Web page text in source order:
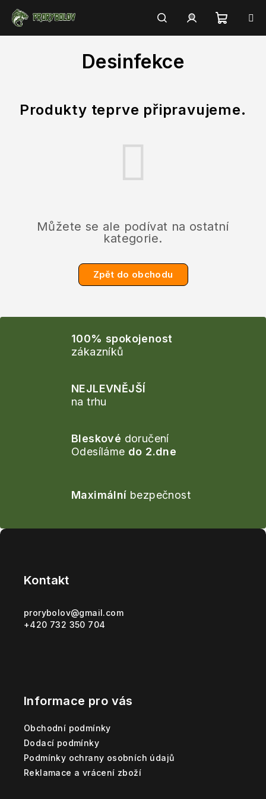
obsah
HledatPřihlášení
Desinfekce
Produkty teprve připravujeme.
Můžete se ale podívat na ostatní
kategorie.
Zpět do obchodu
100% spokojenost
zákazníků
NEJLEVNĚJŠÍ
na trhu
Bleskové doručení
Odesíláme do 2.dne
Maximální bezpečnost
Kontakt
prorybolov@gmail.com
+420 732 350 704
Informace pro vás
Obchodní podmínky
Dodací podmínky
Podmínky ochrany osobních údajů
Reklamace a vrácení zboží